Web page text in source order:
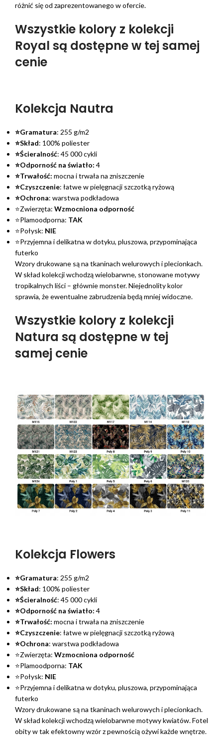
różnić się od zaprezentowanego w ofercie.
Wszystkie kolory z kolekcji
Royal są dostępne w tej samej
cenie
Kolekcja Nautra
⭐Gramatura: 255 g/m2
⭐Skład: 100% poliester
⭐Ścieralność: 45 000 cykli
⭐Odporność na światło: 4
⭐Trwałość: mocna i trwała na zniszczenie
⭐Czyszczenie: łatwe w pielęgnacji szczotką ryżową
⭐Ochrona: warstwa podkładowa
⭐Zwierzęta: Wzmocniona odporność
⭐Plamoodporna: TAK
⭐Połysk: NIE
⭐Przyjemna i delikatna w dotyku, pluszowa, przypominająca
futerko
Wzory drukowane są na tkaninach welurowych i plecionkach.
W skład kolekcji wchodzą wielobarwne, stonowane motywy
tropikalnych liści – głównie monster. Niejednolity kolor
sprawia, że ewentualne zabrudzenia będą mniej widoczne.
Wszystkie kolory z kolekcji
Natura są dostępne w tej
samej cenie
Kolekcja Flowers
⭐Gramatura: 255 g/m2
⭐Skład: 100% poliester
⭐Ścieralność: 45 000 cykli
⭐Odporność na światło: 4
⭐Trwałość: mocna i trwała na zniszczenie
⭐Czyszczenie: łatwe w pielęgnacji szczotką ryżową
⭐Ochrona: warstwa podkładowa
⭐Zwierzęta: Wzmocniona odporność
⭐Plamoodporna: TAK
⭐Połysk: NIE
⭐Przyjemna i delikatna w dotyku, pluszowa, przypominająca
futerko
Wzory drukowane są na tkaninach welurowych i plecionkach.
W skład kolekcji wchodzą wielobarwne motywy kwiatów. Fotel
obity w tak efektowny wzór z pewnością ożywi każde wnętrze.